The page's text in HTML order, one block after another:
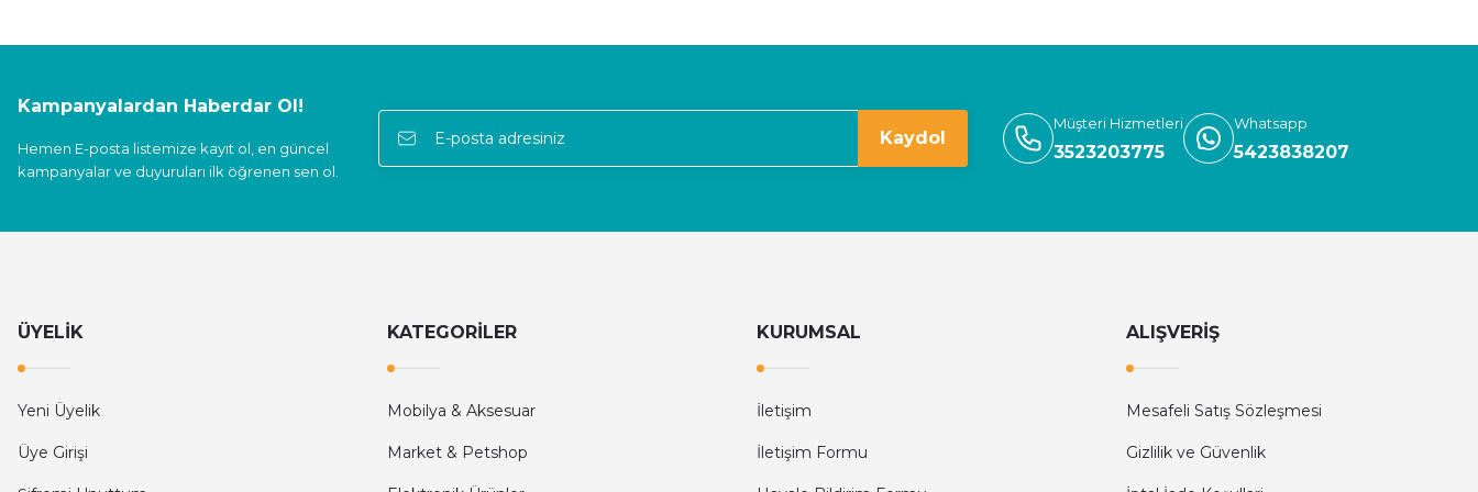
Gönder
E... S... | 05/11/2024
Deneyimini Paylaş
Kampanyalardan Haberdar Ol!
Hemen E-posta listemize kayıt ol, en güncel
kampanyalar ve duyuruları ilk öğrenen sen ol.
Kaydol
Müşteri Hizmetleri
3523203775
Whatsapp
5423838207
ÜYELİK
Yeni Üyelik
Üye Girişi
KATEGORİLER
Mobilya & Aksesuar
Market & Petshop
KURUMSAL
İletişim
İletişim Formu
ALIŞVERİŞ
Mesafeli Satış Sözleşmesi
Gizlilik ve Güvenlik